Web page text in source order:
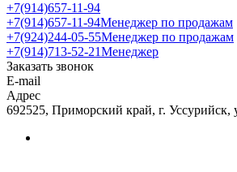
+7(914)657-11-94
+7(914)657-11-94Менеджер по продажам
+7(924)244-05-55Менеджер по продажам
+7(914)713-52-21Менеджер
Заказать звонок
E-mail
Адрес
692525, Приморский край, г. Уссурийск,